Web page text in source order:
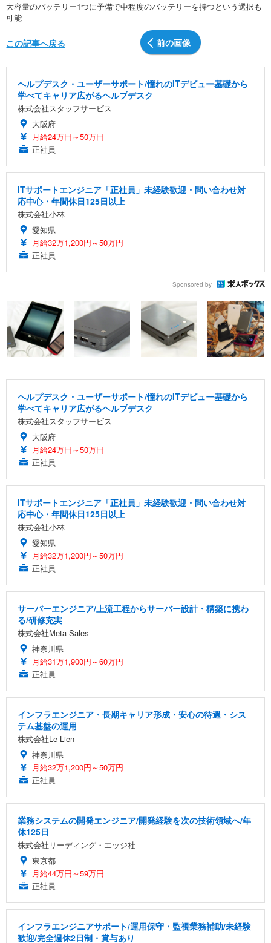
大容量のバッテリー1つに予備で中程度のバッテリーを持つという選択も
可能
前の画像
この記事へ戻る
ヘルプデスク・ユーザーサポート/憧れのITデビュー基礎から
学べてキャリア広がるヘルプデスク
株式会社スタッフサービス
大阪府
月給24万円～50万円
正社員
ITサポートエンジニア「正社員」未経験歓迎・問い合わせ対
応中心・年間休日125日以上
株式会社小林
愛知県
月給32万1,200円～50万円
正社員
Sponsored by
ヘルプデスク・ユーザーサポート/憧れのITデビュー基礎から
学べてキャリア広がるヘルプデスク
株式会社スタッフサービス
大阪府
月給24万円～50万円
正社員
ITサポートエンジニア「正社員」未経験歓迎・問い合わせ対
応中心・年間休日125日以上
株式会社小林
愛知県
月給32万1,200円～50万円
正社員
サーバーエンジニア/上流工程からサーバー設計・構築に携わ
る/研修充実
株式会社Meta Sales
神奈川県
月給31万1,900円～60万円
正社員
インフラエンジニア・長期キャリア形成・安心の待遇・シス
テム基盤の運用
株式会社Le Lien
神奈川県
月給32万1,200円～50万円
正社員
業務システムの開発エンジニア/開発経験を次の技術領域へ/年
休125日
株式会社リーディング・エッジ社
東京都
月給44万円～59万円
正社員
インフラエンジニアサポート/運用保守・監視業務補助/未経験
歓迎/完全週休2日制・賞与あり